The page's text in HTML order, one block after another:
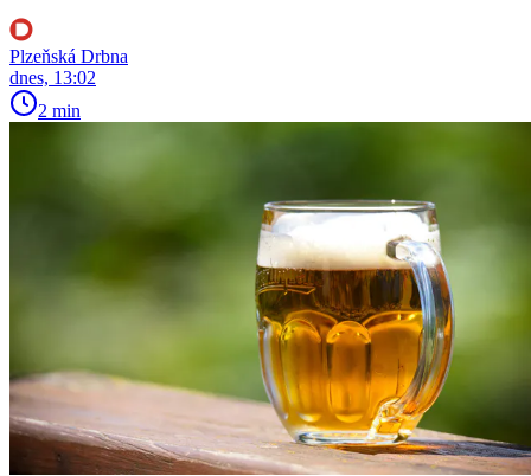
Plzeňská Drbna
dnes, 13:02
2 min